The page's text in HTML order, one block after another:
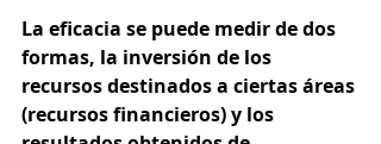
La eficacia se puede medir de dos
formas, la inversión de los
recursos destinados a ciertas áreas
(recursos financieros) y los